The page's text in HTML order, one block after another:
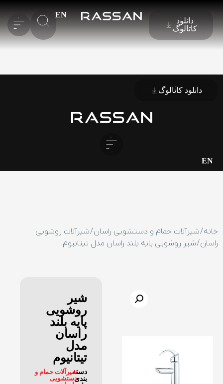
دانلود
کاتالوگ
EN
دانلود کاتالوگ
EN
خانه/شیرآلات حمام و دستشویی راسان/شیرآلات روشویی
راسان/ شیر روشویی پایه بلند راسان مدل تیتانیوم
شیر
روشویی
پایه بلند
راسان
مدل
تیتانیوم
دسته
بندی
شیرآلات حمام و
دستشویی